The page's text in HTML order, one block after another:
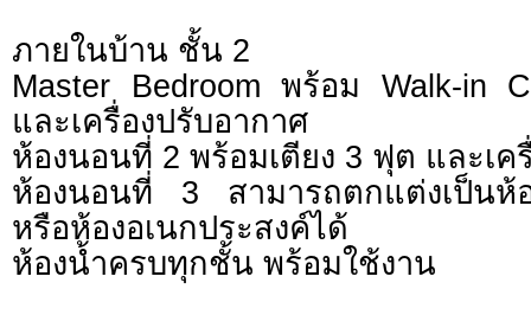
ภายในบ้าน ชั้น 2
Master Bedroom พร้อม Walk-in
และเครื่องปรับอากาศ
ห้องนอนที่ 2 พร้อมเตียง 3 ฟุต และเค
ห้องนอนที่ 3 สามารถตกแต่งเป็นห้
หรือห้องอเนกประสงค์ได้
ห้องน้ำครบทุกชั้น พร้อมใช้งาน